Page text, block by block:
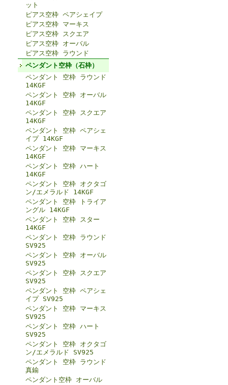
ット
ピアス空枠 ペアシェイプ
ピアス空枠 マーキス
ピアス空枠 スクエア
ピアス空枠 オーバル
ピアス空枠 ラウンド
ペンダント空枠（石枠）
ペンダント 空枠 ラウンド
14KGF
ペンダント 空枠 オーバル
14KGF
ペンダント 空枠 スクエア
14KGF
ペンダント 空枠 ペアシェ
イプ 14KGF
ペンダント 空枠 マーキス
14KGF
ペンダント 空枠 ハート
14KGF
ペンダント 空枠 オクタゴ
ン/エメラルド 14KGF
ペンダント 空枠 トライア
ングル 14KGF
ペンダント 空枠 スター
14KGF
ペンダント 空枠 ラウンド
SV925
ペンダント 空枠 オーバル
SV925
ペンダント 空枠 スクエア
SV925
ペンダント 空枠 ペアシェ
イプ SV925
ペンダント 空枠 マーキス
SV925
ペンダント 空枠 ハート
SV925
ペンダント 空枠 オクタゴ
ン/エメラルド SV925
ペンダント 空枠 ラウンド
真鍮
ペンダント空枠 オーバル